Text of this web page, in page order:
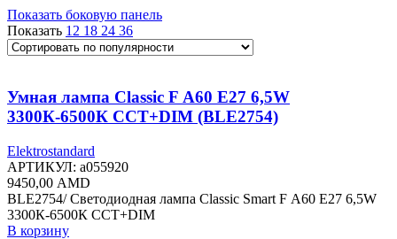
Показать боковую панель
Показать 12 18 24 36
Умная лампа Classic F А60 Е27 6,5W
3300К-6500К CCT+DIM (BLE2754)
Elektrostandard
АРТИКУЛ: a055920
9450,00 AMD
BLE2754/ Светодиодная лампа Classic Smart F А60 Е27 6,5W
3300К-6500К CCT+DIM
В корзину